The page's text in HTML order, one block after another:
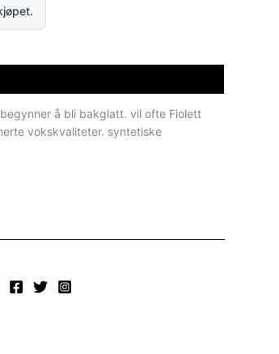
å bli bakglatt. vil ofte Fiolett
vokskvaliteter. syntetiske